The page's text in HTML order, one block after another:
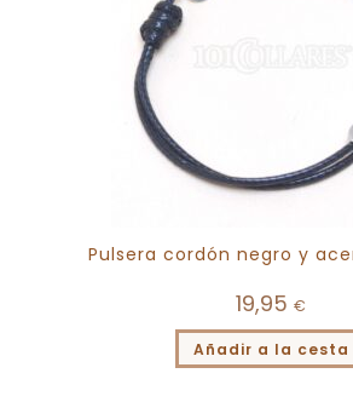
Pulsera cordón negro y
19,95 €
Añadir a la cesta